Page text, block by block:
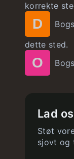
korrekte
D
dette sted.
O
Lad
Støt
sjovt og